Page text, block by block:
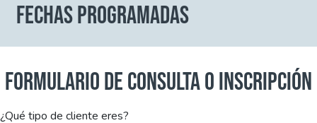
FECHAS PROGRAMADAS
FORMULARIO DE CONSULTA O INSCRIPCIÓN
¿Qué tipo de cliente eres?